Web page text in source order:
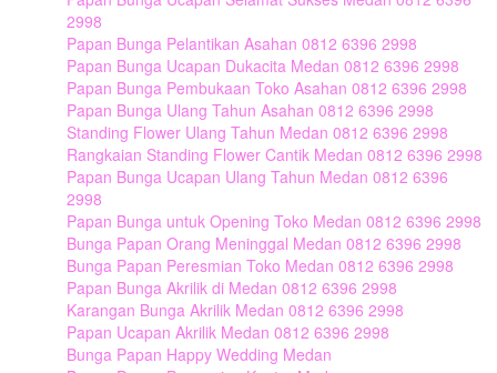
2998
Papan Bunga Pelantikan Asahan 0812 6396 2998
Papan Bunga Ucapan Dukacita Medan 0812 6396 2998
Papan Bunga Pembukaan Toko Asahan 0812 6396 2998
Papan Bunga Ulang Tahun Asahan 0812 6396 2998
Standing Flower Ulang Tahun Medan 0812 6396 2998
Rangkaian Standing Flower Cantik Medan 0812 6396 2998
Papan Bunga Ucapan Ulang Tahun Medan 0812 6396
2998
Papan Bunga untuk Opening Toko Medan 0812 6396 2998
Bunga Papan Orang Meninggal Medan 0812 6396 2998
Bunga Papan Peresmian Toko Medan 0812 6396 2998
Papan Bunga Akrilik di Medan 0812 6396 2998
Karangan Bunga Akrilik Medan 0812 6396 2998
Papan Ucapan Akrilik Medan 0812 6396 2998
Bunga Papan Happy Wedding Medan